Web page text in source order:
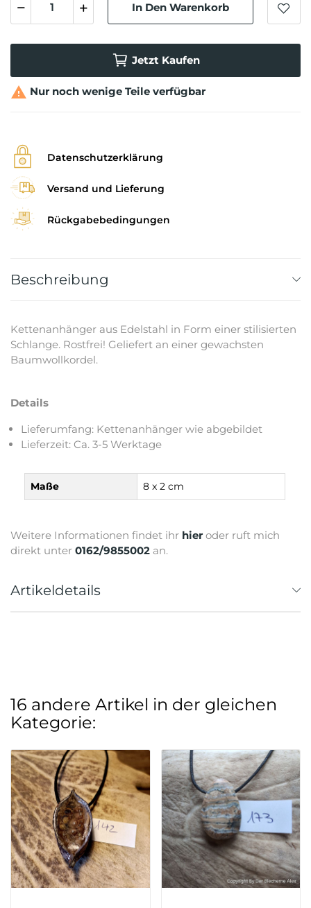
In Den Warenkorb
Jetzt Kaufen
 Nur noch wenige Teile verfügbar
Datenschutzerklärung
Versand und Lieferung
Rückgabebedingungen
Beschreibung
Kettenanhänger aus Edelstahl in Form einer stilisierten
Schlange. Rostfrei! Geliefert an einer gewachsten
Baumwollkordel.
Details
Lieferumfang: Kettenanhänger wie abgebildet
Lieferzeit: Ca. 3-5 Werktage
Maße 8 x 2 cm
Weitere Informationen findet ihr hier oder ruft mich
direkt unter 0162/9855002 an.
Artikeldetails
16 andere Artikel in der gleichen
Kategorie: